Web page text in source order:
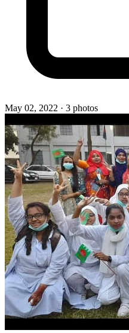
May 02, 2022 · 3 photos